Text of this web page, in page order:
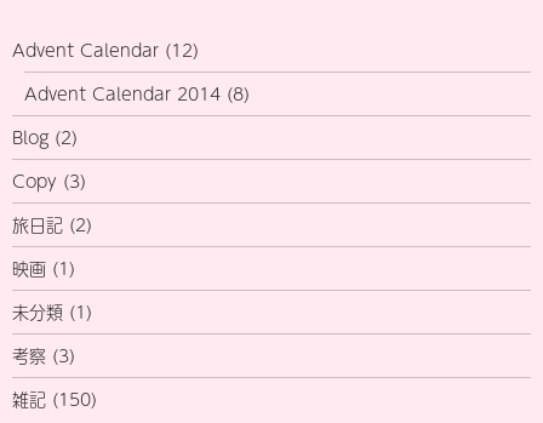
Advent Calendar (12)
Advent Calendar 2014 (8)
Blog (2)
Copy (3)
旅日記 (2)
映画 (1)
未分類 (1)
考察 (3)
雑記 (150)